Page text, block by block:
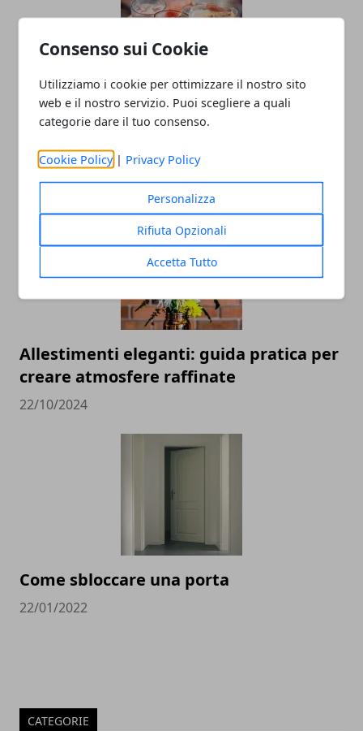
Consenso sui Cookie
Utilizziamo i cookie per ottimizzare il nostro sito
web e il nostro servizio. Puoi scegliere a quali
categorie dare il tuo consenso.
Cookie Policy | Privacy Policy
Personalizza
Rifiuta Opzionali
Accetta Tutto
Capodanno in discoteca: ballare e
festeggiare per un inizio di anno
esplosivo!
29/10/2024
Allestimenti eleganti: guida pratica per
creare atmosfere raffinate
22/10/2024
Come sbloccare una porta
22/01/2022
CATEGORIE